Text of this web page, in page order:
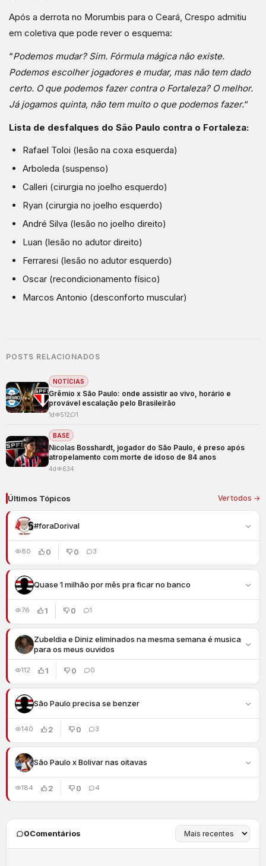
Após a derrota no Morumbis para o Ceará, Crespo admitiu
em coletiva que pode rever o esquema:
“Podemos mudar? Sim. Fórmula mágica não existe.
Podemos escolher jogadores e mudar, mas não tem dado
certo. O que podemos fazer contra o Fortaleza? O melhor.
Já jogamos quinta, não tem muito o que podemos fazer.“
Lista de desfalques do São Paulo contra o Fortaleza:
Rafael Toloi (lesão na coxa esquerda)
Arboleda (suspenso)
Calleri (cirurgia no joelho esquerdo)
Ryan (cirurgia no joelho esquerdo)
André Silva (lesão no joelho direito)
Luan (lesão no adutor direito)
Ferraresi (lesão no adutor esquerdo)
Oscar (recondicionamento físico)
Marcos Antonio (desconforto muscular)
POSTS RELACIONADOS
NOTÍCIAS
Grêmio x São Paulo: onde assistir ao vivo, horário e
provável escalação pelo Brasileirão
1d 512 1
BASE
Nicolas Bosshardt, jogador do São Paulo, é preso após
atropelamento com morte de idoso de 84 anos
4d 634
Últimos Tópicos Ver todos →
#foraDorival
80 0 0 3
Quase 1 milhão por mês pra ficar no banco
76 1 0 1
Zubeldia e Diniz eliminados na mesma semana é musica
para os meus ouvidos
112 1 0 0
São Paulo precisa se benzer
140 2 0 3
São Paulo x Bolivar nas oitavas
184 2 0 4
0Comentários